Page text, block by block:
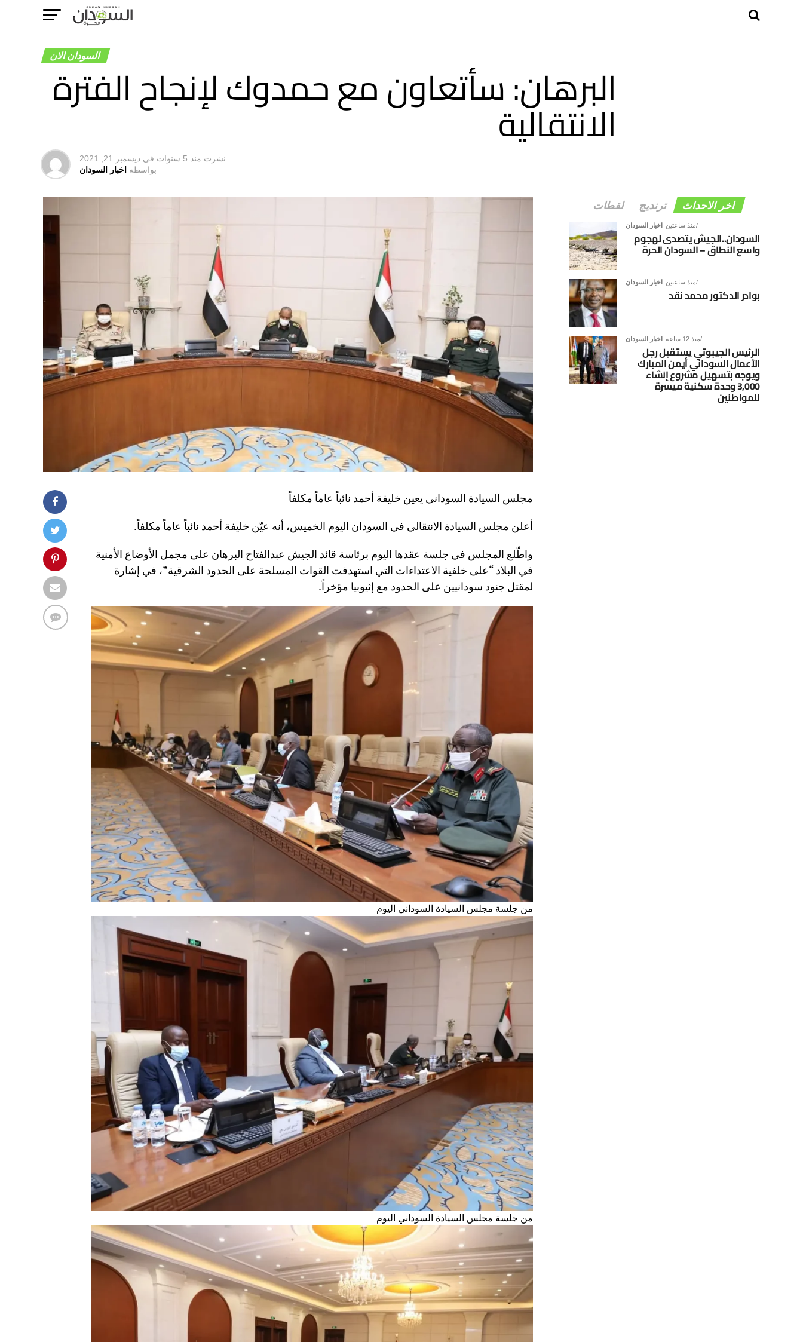
السودان الان
البرهان: سأتعاون مع حمدوك لإنجاح الفترة
الانتقالية
نشرت منذ 5 سنوات في ديسمبر 21, 2021
بواسطه اخبار السودان
مجلس السيادة السوداني يعين خليفة أحمد نائباً عاماً مكلفاً
أعلن مجلس السيادة الانتقالي في السودان اليوم الخميس، أنه عيّن خليفة أحمد نائباً عاماً مكلفاً.
واطّلع المجلس في جلسة عقدها اليوم برئاسة قائد الجيش عبدالفتاح البرهان على مجمل الأوضاع الأمنية
في البلاد “على خلفية الاعتداءات التي استهدفت القوات المسلحة على الحدود الشرقية”، في إشارة
لمقتل جنود سودانيين على الحدود مع إثيوبيا مؤخراً.
من جلسة مجلس السيادة السوداني اليوم
من جلسة مجلس السيادة السوداني اليوم
اخر الاحداث ترنديج لقطات
اخبار السودان منذ ساعتين
السودان..الجيش يتصدى لهجوم
واسع النطاق – السودان الحرة
اخبار السودان منذ ساعتين
بوادر الدكتور محمد نقد
اخبار السودان منذ 12 ساعة
الرئيس الجيبوتي يستقبل رجل
الأعمال السوداني أيمن المبارك
ويوجه بتسهيل مشروع إنشاء
3,000 وحدة سكنية ميسرة
للمواطنين